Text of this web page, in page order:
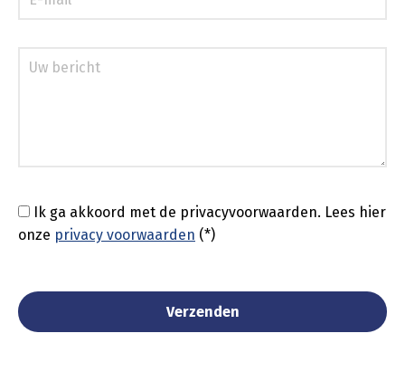
Ik ga akkoord met de privacyvoorwaarden. Lees hier
onze privacy voorwaarden (*)